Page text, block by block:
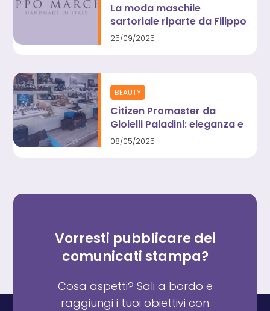
La moda maschile
sartoriale riparte da Filippo
Marchesi
25/09/2025
BEAUTY
Citizen Promaster da
Gioielli Paladini: eleganza e
spirito d’avventura da
08/05/2025
Vorresti pubblicare dei
comunicati stampa?
Cosa aspetti? Sali a bordo e
raggiungi i tuoi obiettivi con